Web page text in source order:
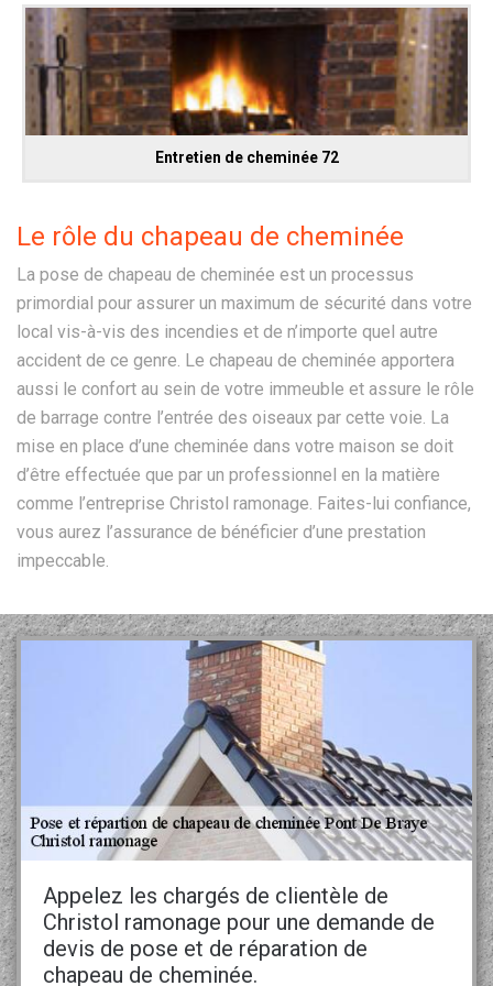
Entretien de cheminée 72
Le rôle du chapeau de cheminée
La pose de chapeau de cheminée est un processus
primordial pour assurer un maximum de sécurité dans votre
local vis-à-vis des incendies et de n’importe quel autre
accident de ce genre. Le chapeau de cheminée apportera
aussi le confort au sein de votre immeuble et assure le rôle
de barrage contre l’entrée des oiseaux par cette voie. La
mise en place d’une cheminée dans votre maison se doit
d’être effectuée que par un professionnel en la matière
comme l’entreprise Christol ramonage. Faites-lui confiance,
vous aurez l’assurance de bénéficier d’une prestation
impeccable.
Appelez les chargés de clientèle de
Christol ramonage pour une demande de
devis de pose et de réparation de
chapeau de cheminée.